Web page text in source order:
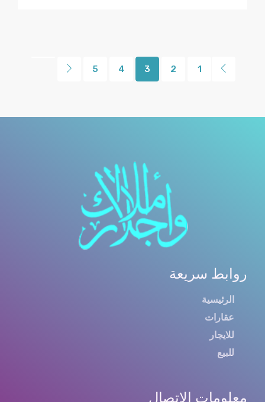
1
2
3
4
5
روابط سريعة
الرئيسية
عقارات
للايجار
للبيع
معلومات الاتصال